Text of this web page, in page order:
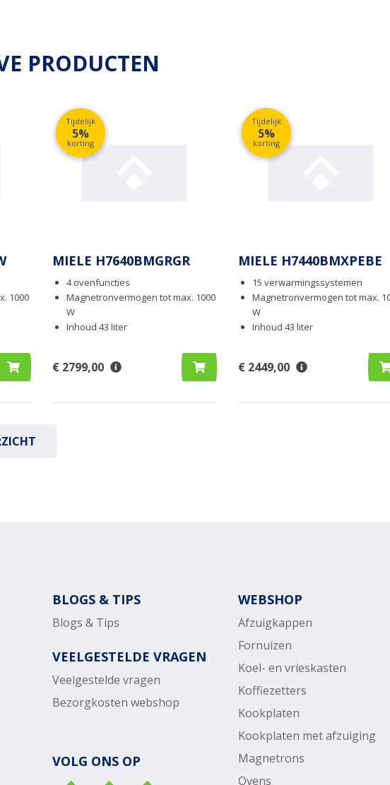
PRODUCTEN
1000
Tijdelijk
5%
korting
MIELE H7640BMGRGR
4 ovenfuncties
Magnetronvermogen tot max. 1000
W
Inhoud 43 liter
€ 2799,00
Tijdelijk
5%
korting
MIELE H7440BMXPEBE
15 verwarmingssystemen
Magnetronvermogen tot max.
W
Inhoud 43 liter
€ 2449,00
BLOGS & TIPS
Blogs & Tips
VEELGESTELDE VRAGEN
Veelgestelde vragen
Bezorgkosten webshop
VOLG ONS OP
WEBSHOP
Afzuigkappen
Fornuizen
Koel- en vrieskasten
Koffiezetters
Kookplaten
Kookplaten met afzuiging
Magnetrons
Ovens